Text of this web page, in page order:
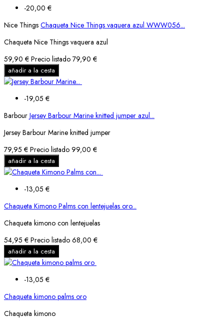
-20,00 €
Nice Things Chaqueta Nice Things vaquera azul WWW056...
Chaqueta Nice Things vaquera azul
59,90 € Precio listado 79,90 €
añadir a la cesta
-19,05 €
Barbour Jersey Barbour Marine knitted jumper azul...
Jersey Barbour Marine knitted jumper
79,95 € Precio listado 99,00 €
añadir a la cesta
-13,05 €
Chaqueta Kimono Palms con lentejuelas oro...
Chaqueta kimono con lentejuelas
54,95 € Precio listado 68,00 €
añadir a la cesta
-13,05 €
Chaqueta kimono palms oro
Chaqueta kimono